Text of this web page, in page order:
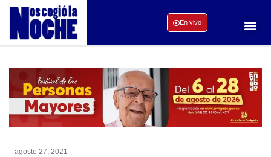
En vivo
agosto 27, 2021